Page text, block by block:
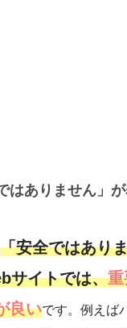
はありません」
「安全ではあり
サイトでは、重
良いです。例えば